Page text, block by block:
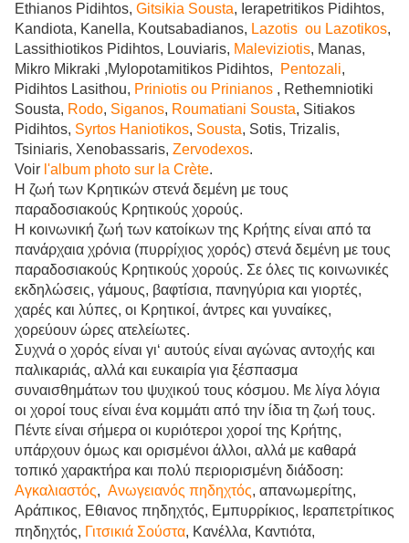
Ethianos Pidihtos, Gitsikia Sousta, Ierapetritikos Pidihtos,
Kandiota, Kanella, Koutsabadianos, Lazotis ou Lazotikos,
Lassithiotikos Pidihtos, Louviaris, Maleviziotis, Manas,
Mikro Mikraki ,Mylopotamitikos Pidihtos,
Pentozali,
Pidihtos Lasithou, Priniotis ou Prinianos , Rethemniotiki
Sousta, Rodo, Siganos, Roumatiani Sousta, Sitiakos
Pidihtos, Syrtos Haniotikos, Sousta, Sotis, Trizalis,
Tsiniaris, Xenobassaris, Zervodexos.
Voir l'album photo sur la Crète.
Η ζωή των Κρητικών στενά δεμένη με τους
παραδοσιακούς Κρητικούς χορούς.
Η κοινωνική ζωή των κατοίκων της Kρήτης είναι από τα
πανάρχαια χρόνια (πυρρίχιος χορός) στενά δεμένη με τους
παραδοσιακούς Κρητικούς χορούς. Σε όλες τις κοινωνικές
εκδηλώσεις, γάμους, βαφτίσια, πανηγύρια και γιορτές,
χαρές και λύπες, οι Κρητικοί, άντρες και γυναίκες,
χορεύουν ώρες ατελείωτες.
Συχνά ο χορός είναι γι‘ αυτούς είναι αγώνας αντοχής και
παλικαριάς, αλλά και ευκαιρία για ξέσπασμα
συναισθημάτων του ψυχικού τους κόσμου. Με λίγα λόγια
οι χοροί τους είναι ένα κομμάτι από την ίδια τη ζωή τους.
Πέντε είναι σήμερα οι κυριότεροι χοροί της Kρήτης,
υπάρχουν όμως και ορισμένοι άλλοι, αλλά με καθαρά
τοπικό χαρακτήρα και πολύ περιορισμένη διάδοση:
Αγκαλιαστός, Ανωγειανός πηδηχτός, απανωμερίτης,
Αράπικος, Εθιανος πηδηχτός, Εμπυρρίκιος, Ιεραπετρίτικος
πηδηχτός, Γιτσικιά Σούστα, Κανέλλα, Καντιότα,